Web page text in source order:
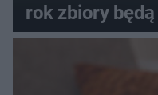
rok zbiory